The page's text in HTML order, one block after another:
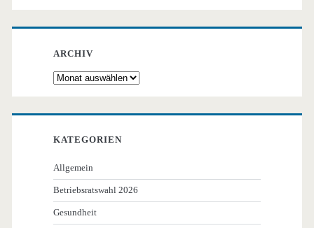
ARCHIV
Archiv
KATEGORIEN
Allgemein
Betriebsratswahl 2026
Gesundheit